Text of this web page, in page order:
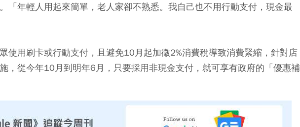
「年輕人用起來簡單，老人家卻不熟悉。我自己也不用行動支付，現金最
使用刷卡或行動支付，且避免10月起加徵2%消費稅導致消費緊縮，針對店
，從今年10月到明年6月，只要採用非現金支付，就可享有政府的「優惠補